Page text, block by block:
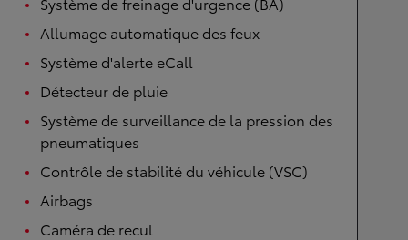
Allumage automatique des feux
Système d'alerte eCall
Détecteur de pluie
Système de surveillance de la pression des
pneumatiques
Contrôle de stabilité du véhicule (VSC)
Airbags
Caméra de recul